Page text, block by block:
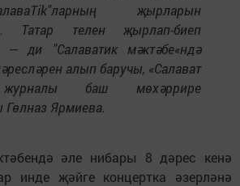
җырларын
Татар телен җырлап-биеп
— ди "Салаватик мәктәбе«ндә
алып баручы, «Салават
баш мөхәррире
Гөлназ Ярмиева.
әле нибары 8 дәрес кенә
инде җәйге концертка әзерләнә